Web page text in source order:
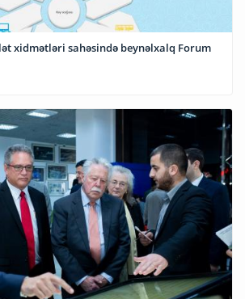
xidmətləri sahəsində beynəlxalq Forum